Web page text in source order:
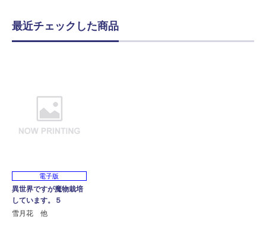
最近チェックした商品
電子版
異世界ですが魔物栽培
しています。５
雪月花 他